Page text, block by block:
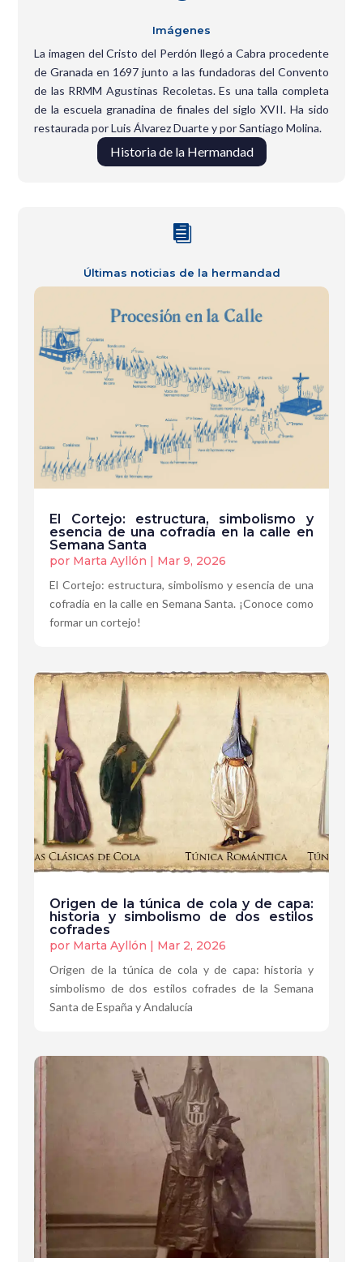
Imágenes
La imagen del Cristo del Perdón llegó a Cabra procedente
de Granada en 1697 junto a las fundadoras del Convento
de las RRMM Agustinas Recoletas. Es una talla completa
de la escuela granadina de finales del siglo XVII. Ha sido
restaurada por Luis Álvarez Duarte y por Santiago Molina.
Historia de la Hermandad

Últimas noticias de la hermandad
El Cortejo: estructura, simbolismo y
esencia de una cofradía en la calle en
Semana Santa
por Marta Ayllón | Mar 9, 2026
El Cortejo: estructura, simbolismo y esencia de una
cofradía en la calle en Semana Santa. ¡Conoce como
formar un cortejo!
Origen de la túnica de cola y de capa:
historia y simbolismo de dos estilos
cofrades
por Marta Ayllón | Mar 2, 2026
Origen de la túnica de cola y de capa: historia y
simbolismo de dos estilos cofrades de la Semana
Santa de España y Andalucía